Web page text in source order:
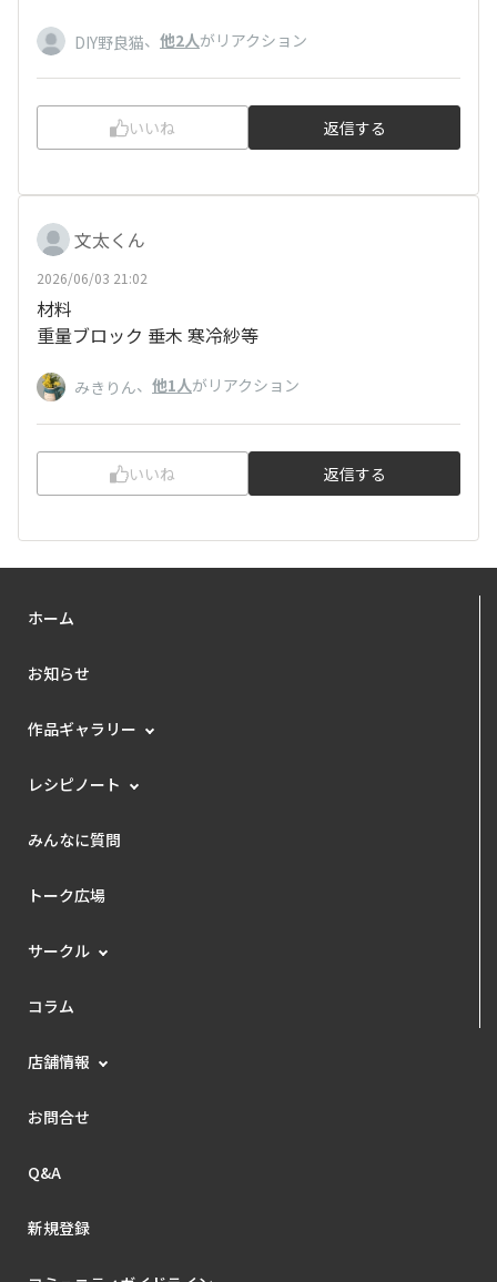
DIY野良猫、 他2人がリアクション
いいね 返信する
文太くん
2026/06/03 21:02
材料
重量ブロック 垂木 寒冷紗等
みきりん、 他1人がリアクション
いいね 返信する
ホーム
お知らせ
作品ギャラリー
レシピノート
みんなに質問
トーク広場
サークル
コラム
店舗情報
お問合せ
Q&A
新規登録